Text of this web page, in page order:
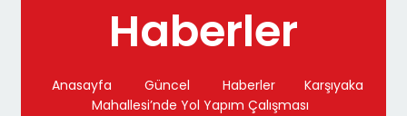
Haberler
Anasayfa Güncel Haberler
Karşıyaka
Mahallesi’nde Yol Yapım Çalışması